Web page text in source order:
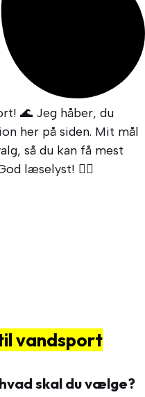
🌊 Jeg håber, du
her på siden. Mit mål
så du kan få mest
læselyst! 🏊‍♂️
vandsport
skal du vælge?